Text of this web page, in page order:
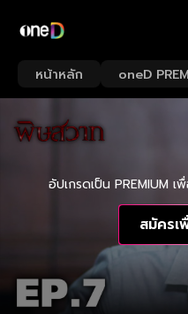
หน้าหลัก oneD
อัปเกรดเป็น PREMIUM
สมัคร